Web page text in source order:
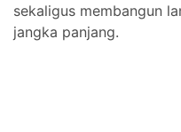
sekaligus membangun
jangka panjang.